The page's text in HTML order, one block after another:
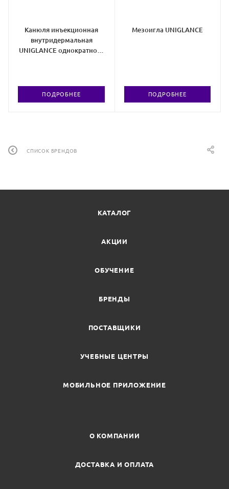
Канюля инъекционная
внутридермальная
UNIGLANCE однократного
ПОДРОБНЕЕ
Мезоигла UNIGLANCE
ПОДРОБНЕЕ
СПИСОК БРЕНДОВ
КАТАЛОГ
АКЦИИ
ОБУЧЕНИЕ
БРЕНДЫ
ПОСТАВЩИКИ
УЧЕБНЫЕ ЦЕНТРЫ
МОБИЛЬНОЕ ПРИЛОЖЕНИЕ
О КОМПАНИИ
ДОСТАВКА И ОПЛАТА